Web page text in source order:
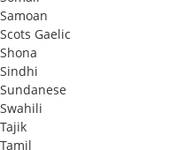
Samoan
Scots Gaelic
Shona
Sindhi
Sundanese
Swahili
Tajik
Tamil